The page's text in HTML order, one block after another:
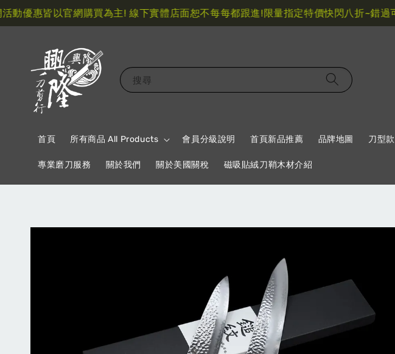
優惠皆以官網購買為主! 線下實體店面恕不每每都跟進!限量指定特價快閃八折~錯過可
搜尋
首頁 所有商品 All Products 會員分級說明 首頁新品推薦 品牌地圖 刀型
專業磨刀服務 關於我們 關於美國關稅 磁吸貼絨刀鞘木材介紹